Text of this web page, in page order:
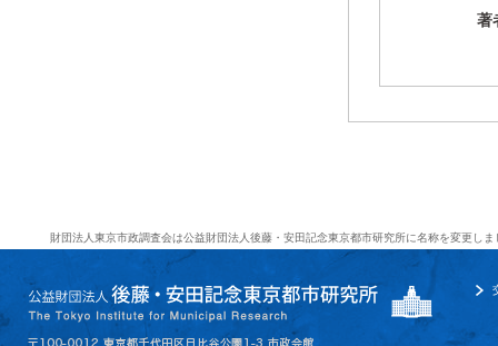
著
財団法人東京市政調査会は公益財団法人後藤・安田記念東京都市研究所に名称を変更しま